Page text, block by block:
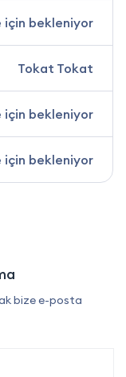
için bekleniyor
Tokat Tokat
için bekleniyor
için bekleniyor
bize e-posta